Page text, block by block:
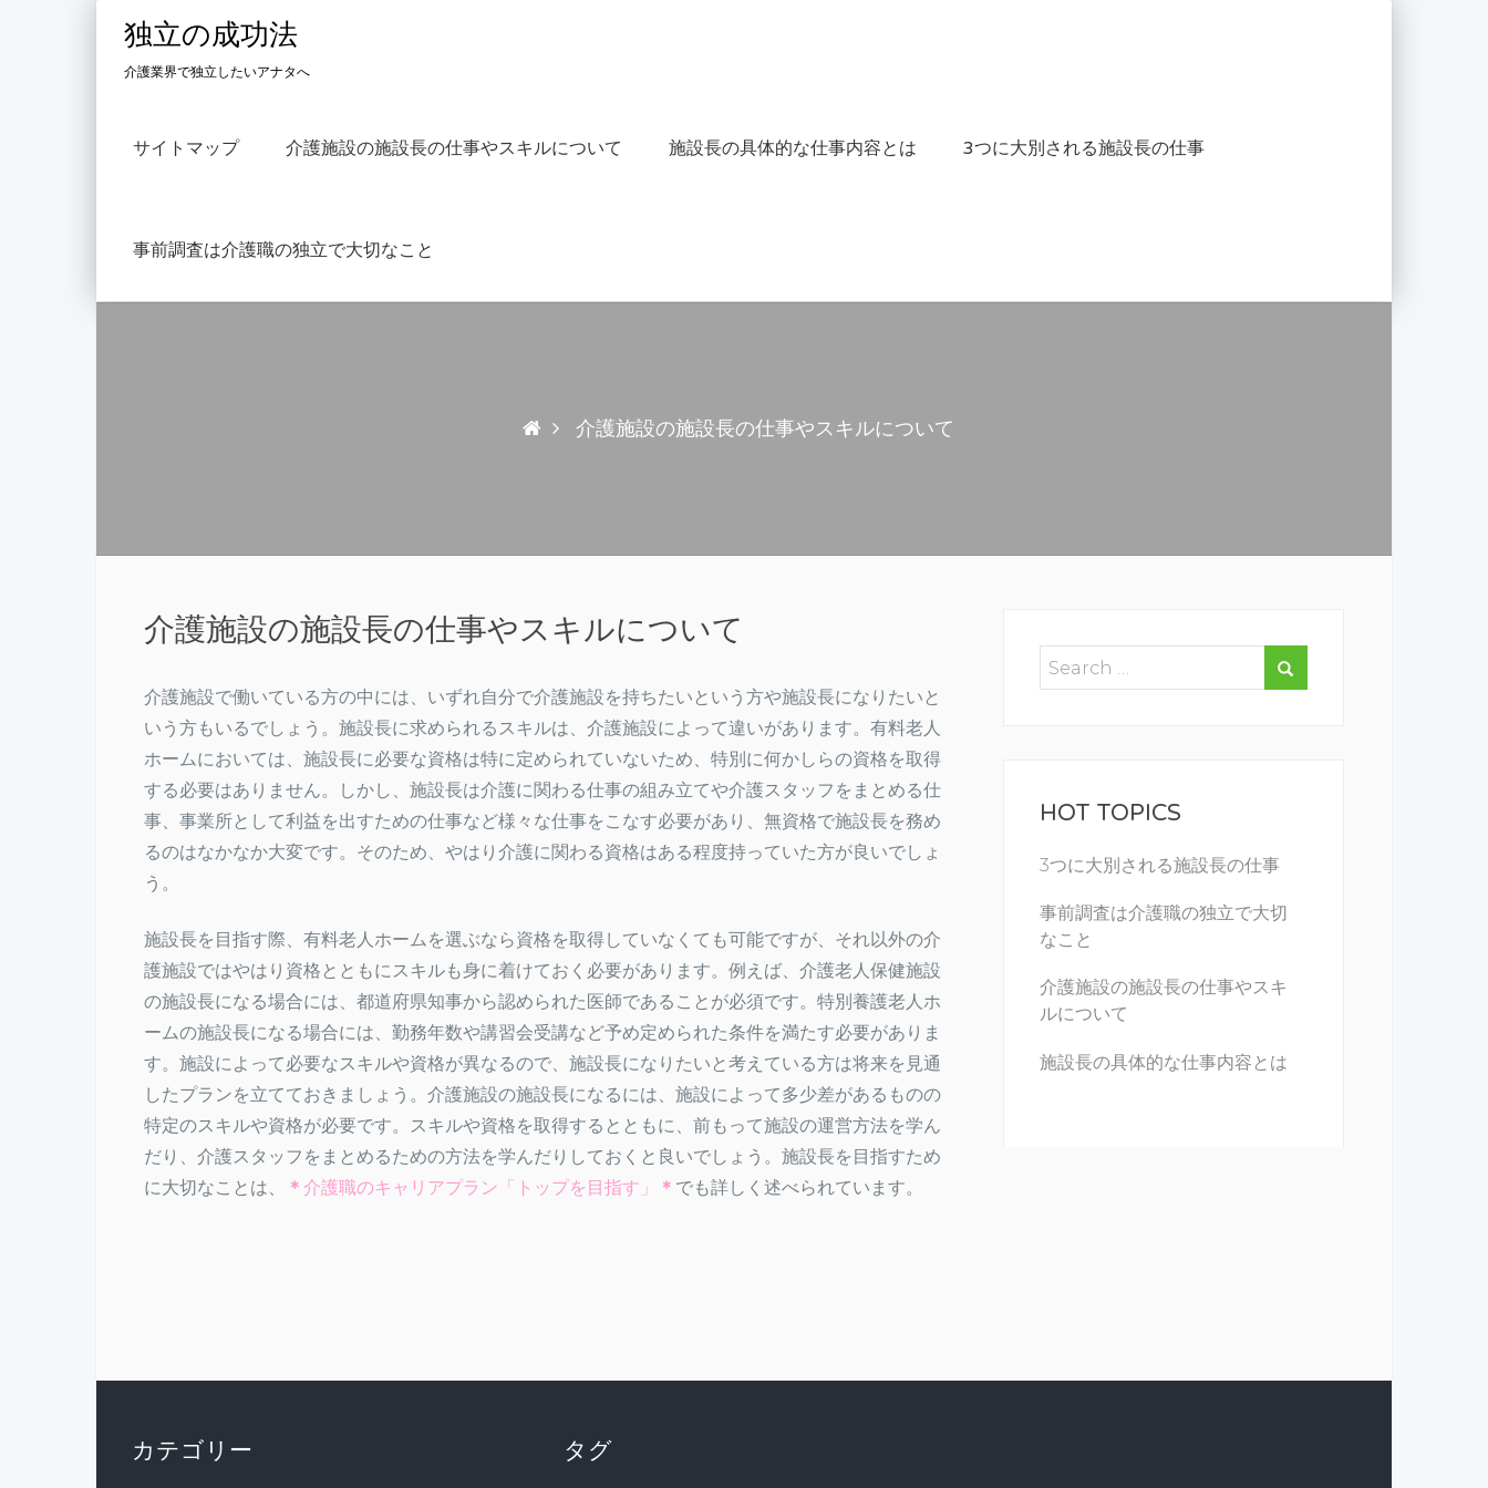
to
content
独立の成功法
介護業界で独立したいアナタへ
サイトマップ 介護施設の施設長の仕事やスキルについて 施設長の具体的な仕事内容とは 3つに大別される施設長の仕事
事前調査は介護職の独立で大切なこと
介護施設の施設長の仕事やスキルについて
介護施設の施設長の仕事やスキルについて
介護施設で働いている方の中には、いずれ自分で介護施設を持ちたいという方や施設長になりたいと
いう方もいるでしょう。施設長に求められるスキルは、介護施設によって違いがあります。有料老人
ホームにおいては、施設長に必要な資格は特に定められていないため、特別に何かしらの資格を取得
する必要はありません。しかし、施設長は介護に関わる仕事の組み立てや介護スタッフをまとめる仕
事、事業所として利益を出すための仕事など様々な仕事をこなす必要があり、無資格で施設長を務め
るのはなかなか大変です。そのため、やはり介護に関わる資格はある程度持っていた方が良いでしょ
う。
施設長を目指す際、有料老人ホームを選ぶなら資格を取得していなくても可能ですが、それ以外の介
護施設ではやはり資格とともにスキルも身に着けておく必要があります。例えば、介護老人保健施設
の施設長になる場合には、都道府県知事から認められた医師であることが必須です。特別養護老人ホ
ームの施設長になる場合には、勤務年数や講習会受講など予め定められた条件を満たす必要がありま
す。施設によって必要なスキルや資格が異なるので、施設長になりたいと考えている方は将来を見通
したプランを立てておきましょう。介護施設の施設長になるには、施設によって多少差があるものの
特定のスキルや資格が必要です。スキルや資格を取得するとともに、前もって施設の運営方法を学ん
だり、介護スタッフをまとめるための方法を学んだりしておくと良いでしょう。施設長を目指すため
に大切なことは、
＊介護職のキャリアプラン「トップを目指す」 ＊ でも詳しく述べられています。
HOT TOPICS
3つに大別される施設長の仕事
事前調査は介護職の独立で大切
なこと
介護施設の施設長の仕事やスキ
ルについて
施設長の具体的な仕事内容とは
カテゴリー タグ